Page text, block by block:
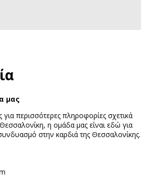
μας
για περισσότερες πληροφορίες σχετικά
η ομάδα μας είναι εδώ για
στην καρδιά της Θεσσαλονίκης.